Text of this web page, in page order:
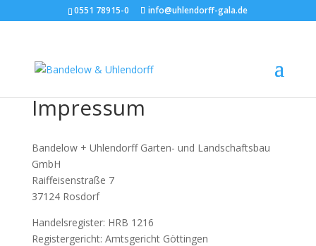
0551 78915-0 info@uhlendorff-gala.de
Impressum
Bandelow + Uhlendorff Garten- und Landschaftsbau
GmbH
Raiffeisenstraße 7
37124 Rosdorf
Handelsregister: HRB 1216
Registergericht: Amtsgericht Göttingen